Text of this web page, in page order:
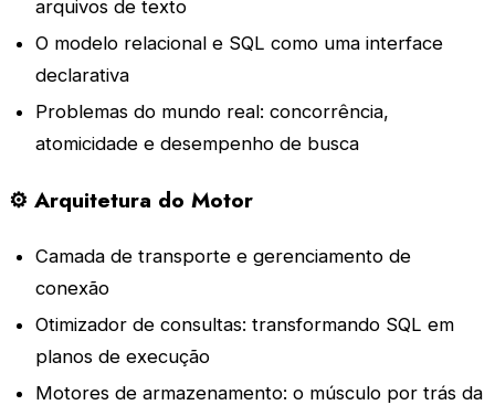
arquivos de texto
O modelo relacional e SQL como uma interface
declarativa
Problemas do mundo real: concorrência,
atomicidade e desempenho de busca
⚙️ Arquitetura do Motor
Camada de transporte e gerenciamento de
conexão
Otimizador de consultas: transformando SQL em
planos de execução
Motores de armazenamento: o músculo por trás da